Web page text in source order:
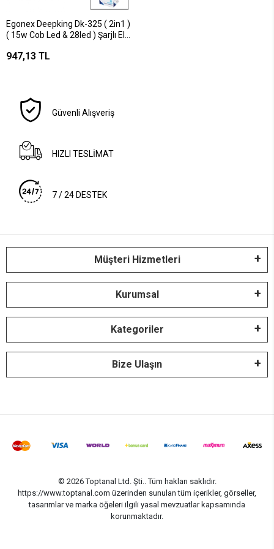
Egonex Deepking Dk-325 ( 2in1 )
( 15w Cob Led & 28led ) Şarjlı El
Powerbank & Su Geçirmez*30
947,13 TL
Güvenli Alışveriş
HIZLI TESLİMAT
7 / 24 DESTEK
Müşteri Hizmetleri
Kurumsal
Kategoriler
Bize Ulaşın
© 2026 Toptanal Ltd. Şti.. Tüm hakları saklıdır.
https://www.toptanal.com üzerinden sunulan tüm içerikler, görseller,
tasarımlar ve marka öğeleri ilgili yasal mevzuatlar kapsamında
korunmaktadır.